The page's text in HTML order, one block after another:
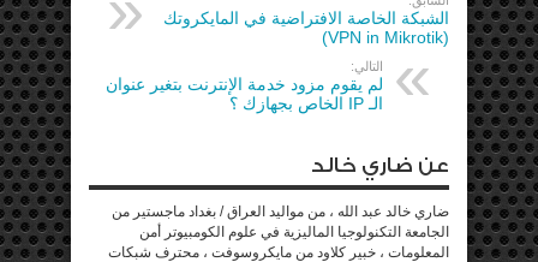
الشبكة الخاصة الافتراضية في المايكروتك
(VPN in Mikrotik)
التالي:
لم يقوم مزود خدمة الإنترنت بتغير عنوان
الـ IP الخاص بجهازك ؟
عن ضاري خالد
ضاري خالد عبد الله ، من مواليد العراق / بغداد ماجستير من
الجامعة التكنولوجيا الماليزية في علوم الكومبيوتر أمن
المعلومات ، خبير كلاود من مايكروسوفت ، محترف شبكات